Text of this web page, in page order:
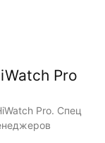
Pro
Pro. Спец